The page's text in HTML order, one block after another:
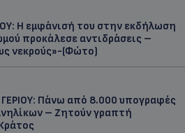
Η εμφάνισή του στην εκδήλωση
προκάλεσε αντιδράσεις –
νεκρούς»-(Φώτο)
Πάνω από 8.000 υπογραφές
– Ζητούν γραπτή